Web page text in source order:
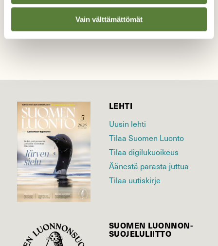
Vain välttämättömät
TAKAISIN LISTAAN
LEHTI
Uusin lehti
Tilaa Suomen Luonto
Tilaa digilukuoikeus
Äänestä parasta juttua
Tilaa uutiskirje
SUOMEN LUONNON­
SUOJELU­LIITTO